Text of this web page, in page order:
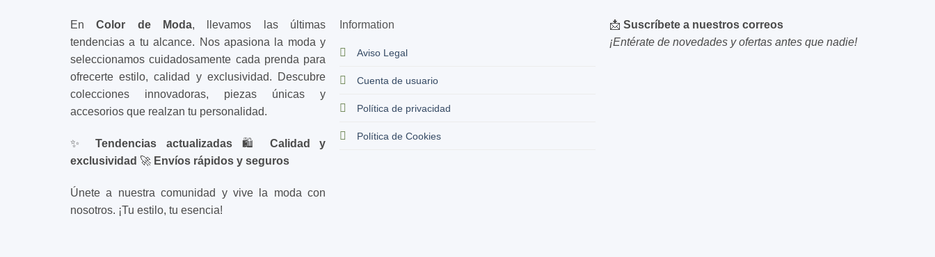
EnColor de Moda, llevamos las últimas
tendencias a tu alcance. Nos apasiona la moda y
seleccionamos cuidadosamente cada prenda para
ofrecerte estilo, calidad y exclusividad. Descubre
colecciones innovadoras, piezas únicas y
accesorios que realzan tu personalidad.
✨Tendencias actualizadas 🛍️ Calidad y
exclusividad 🚀 Envíos rápidos y seguros
Únete a nuestra comunidad y vive la moda con
nosotros. ¡Tu estilo, tu esencia!
Information
Aviso Legal
Cuenta de usuario
Política de privacidad
Política de Cookies
📩 Suscríbete a nuestros correos
¡Entérate de novedades y ofertas antes que nadie!